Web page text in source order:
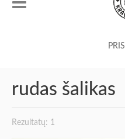
rudas šalikas
Rezultatų: 1